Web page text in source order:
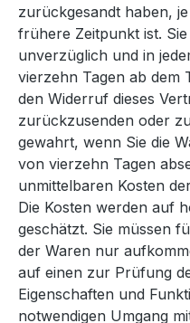
zurückgesandt haben,
frühere Zeitpunkt ist.
unverzüglich und in
vierzehn Tagen ab dem
den Widerruf dieses
zurückzusenden oder
gewahrt, wenn Sie die
von vierzehn Tagen
unmittelbaren Kosten
Die Kosten werden auf
geschätzt. Sie müssen
der Waren nur
auf einen zur Prüfung
Eigenschaften und
notwendigen Umgang